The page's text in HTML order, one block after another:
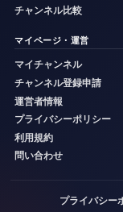
チャンネル比較
マイページ・運営
マイチャンネル
チャンネル登録申請
運営者情報
プライバシーポリシー
利用規約
問い合わせ
プライバシー